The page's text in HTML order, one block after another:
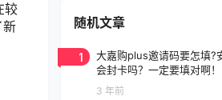
较
新
随机文章
1
大嘉购plus邀请码要怎填?
会封卡吗？一定要填对啊！
3 年前